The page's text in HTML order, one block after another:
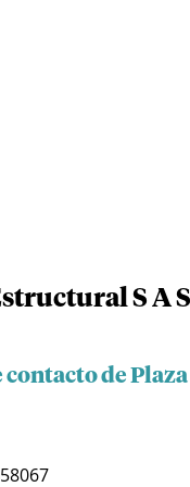
S A S
contacto de